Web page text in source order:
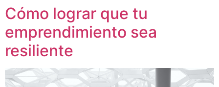
Cómo lograr que tu
emprendimiento sea
resiliente